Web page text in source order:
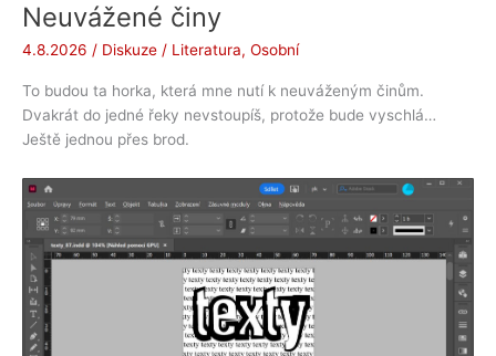
Neuvážené činy
4.8.2026 / Diskuze / Literatura, Osobní
To budou ta horka, která mne nutí k neuváženým činům.
Dvakrát do jedné řeky nevstoupíš, protože bude vyschlá…
Ještě jednou přes brod.